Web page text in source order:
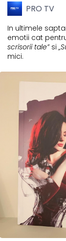
PRO TV
In ultimele
emotii cat
scrisorii tale”si
mici.